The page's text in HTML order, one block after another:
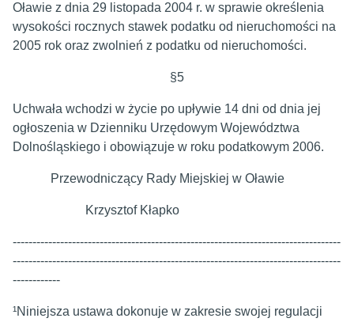
Oławie z dnia 29 listopada 2004 r. w sprawie określenia
wysokości rocznych stawek podatku od nieruchomości na
2005 rok oraz zwolnień z podatku od nieruchomości.
§5
Uchwała wchodzi w życie po upływie 14 dni od dnia jej
ogłoszenia w Dzienniku Urzędowym Województwa
Dolnośląskiego i obowiązuje w roku podatkowym 2006.
Przewodniczący Rady Miejskiej w Oławie
Krzysztof Kłapko
-----------------------------------------------------------------------------------
-----------------------------------------------------------------------------------
------------
¹Niniejsza ustawa dokonuje w zakresie swojej regulacji